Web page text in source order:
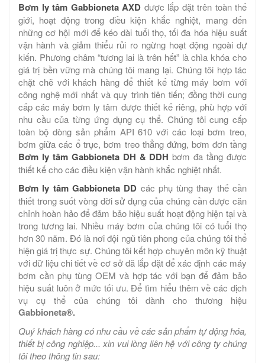
Bơm ly tâm Gabbioneta AXD được lắp đặt trên toàn thế
giới, hoạt động trong điều kiện khắc nghiệt, mang đến
những cơ hội mới để kéo dài tuổi thọ, tối đa hóa hiệu suất
vận hành và giảm thiểu rủi ro ngừng hoạt động ngoài dự
kiến. Phương châm “tương lai là trên hết” là chìa khóa cho
giá trị bền vững mà chúng tôi mang lại. Chúng tôi hợp tác
chặt chẽ với khách hàng để thiết kế từng máy bơm với
công nghệ mới nhất và quy trình tiên tiến; đồng thời cung
cấp các máy bơm ly tâm được thiết kế riêng, phù hợp với
nhu cầu của từng ứng dụng cụ thể. Chúng tôi cung cấp
toàn bộ dòng sản phẩm API 610 với các loại bơm treo,
bơm giữa các ổ trục, bơm treo thẳng đứng, bơm đơn tầng
Bơm ly tâm Gabbioneta DH & DDH bơm đa tầng được
thiết kế cho các điều kiện vận hành khắc nghiệt nhất.
Bơm ly tâm Gabbioneta DD các phụ tùng thay thế cần
thiết trong suốt vòng đời sử dụng của chúng cần được căn
chỉnh hoàn hảo để đảm bảo hiệu suất hoạt động hiện tại và
trong tương lai. Nhiều máy bơm của chúng tôi có tuổi thọ
hơn 30 năm. Đó là nơi đội ngũ tiên phong của chúng tôi thể
hiện giá trị thực sự. Chúng tôi kết hợp chuyên môn kỹ thuật
với dữ liệu chi tiết về cơ sở đã lắp đặt để xác định các máy
bơm cần phụ tùng OEM và hợp tác với bạn để đảm bảo
hiệu suất luôn ở mức tối ưu. Để tìm hiểu thêm về các dịch
vụ cụ thể của chúng tôi dành cho thương hiệu
Gabbioneta®.
Quý khách hàng có nhu cầu về các sản phẩm tự động hóa,
thiết bị công nghiệp... xin vui lòng liên hệ với công ty chúng
tôi theo thông tin sau: